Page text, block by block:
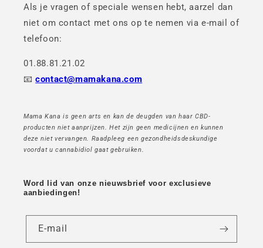
Als je vragen of speciale wensen hebt, aarzel dan
niet om contact met ons op te nemen via e-mail of
telefoon:
01.88.81.21.02
📧contact@mamakana.com
Mama Kana is geen arts en kan de deugden van haar CBD-
producten niet aanprijzen. Het zijn geen medicijnen en kunnen
deze niet vervangen. Raadpleeg een gezondheidsdeskundige
voordat u cannabidiol gaat gebruiken.
Word lid van onze nieuwsbrief voor exclusieve
aanbiedingen!
E-mail